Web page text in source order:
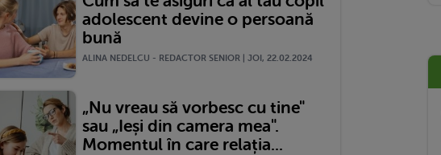
adolescent devine o persoană
bună
ALINA NEDELCU - REDACTOR SENIOR | JOI, 22.02.2024
„Nu vreau să vorbesc cu tine"
sau „Ieși din camera mea".
Momentul în care relația...